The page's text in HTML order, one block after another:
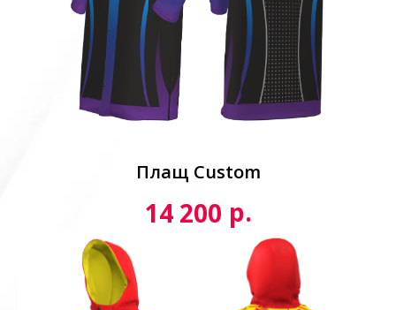
Плащ Custom
14 200 р.